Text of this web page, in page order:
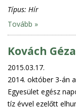
Típus: Hír
Tovább »
Kovách
2015.03.17.
2014. október 3-án
Egyesület egész
tíz évvel ezelőtt